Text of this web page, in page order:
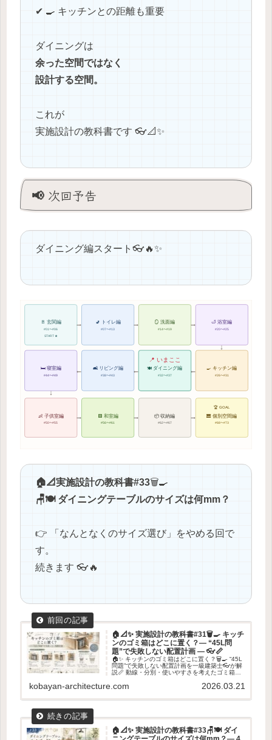
✔ 🍳 キッチンとの距離も重要
ダイニングは
余った空間ではなく
設計する空間。
これが
実施設計の教科書です 👓📐✨
📢 次回予告
ダイニング編スタート👓🔥✨
→ → →
↓
←
←
←
↓
→ → →
🚪 玄関編
#01〜#06
START ★
🚽 トイレ編
#07〜#13
🪞 洗面編
#14〜#19
🛁 浴室編
#20〜#25
🍳 キッチン編
#26〜#31
📍 いまここ
🍽 ダイニング編
#32〜#37
🛋 リビング編
#38〜#43
🛏 寝室編
#44〜#49
👶 子供室編
#50〜#55
🟩 和室編
#56〜#61
📦 収納編
#62〜#67
🎹 個別空間編
#68〜#73
🏆 GOAL
🏠📐実施設計の教科書#33🗑️🍳
🪑🍽️ ダイニングテーブルのサイズは何mm？
👉 「なんとなくのサイズ選び」をやめる回で
す。
続きます 👓🔥
🏠📐✨ 実施設計の教科書#31🗑️🍳 キッチ
ンのゴミ箱はどこに置く？― “45L問
題”で失敗しない配置計画 ― 👓📏
🏠✨ キッチンのゴミ箱はどこに置く？🗑️🍳 “45L
問題”で失敗しない配置計画を一級建築士👓が解
説📏 動線・分別・使いやすさを考えたゴミ箱ス
kobayan-architecture.com 2026.03.21
🏠📐✨ 実施設計の教科書#33🪑🍽️ ダイ